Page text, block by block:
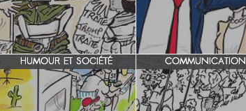
HUMOUR ET SOCIÉTÉ
zone 51
COMMUNICATION
INRA/ Rotation des terres.